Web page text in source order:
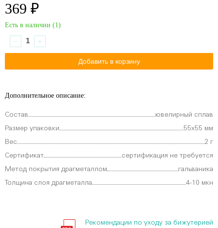
369 ₽
Есть в наличии (1)
− +
Дополнительное описание:
Состав ювелирный сплав
Размер упаковки 55х55 мм
Вес 2 г
Сертификат сертификация не требуется
Метод покрытия драгметаллом гальваника
Толщина слоя драгметалла 4-10 мкн
Рекомендации по уходу за бижутерией